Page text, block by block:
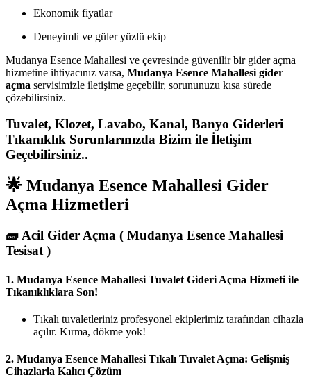
Ekonomik fiyatlar
Deneyimli ve güler yüzlü ekip
Mudanya Esence Mahallesi ve çevresinde güvenilir bir gider açma
hizmetine ihtiyacınız varsa, Mudanya Esence Mahallesi gider
açma servisimizle iletişime geçebilir, sorununuzu kısa sürede
çözebilirsiniz.
Tuvalet, Klozet, Lavabo, Kanal, Banyo Giderleri
Tıkanıklık Sorunlarınızda Bizim ile İletişim
Geçebilirsiniz..
🌟 Mudanya Esence Mahallesi Gider
Açma Hizmetleri
🧱Acil Gider Açma ( Mudanya Esence Mahallesi
Tesisat )
1. Mudanya Esence Mahallesi Tuvalet Gideri Açma Hizmeti ile
Tıkanıklıklara Son!
Tıkalı tuvaletleriniz profesyonel ekiplerimiz tarafından cihazla
açılır. Kırma, dökme yok!
2. Mudanya Esence Mahallesi Tıkalı Tuvalet Açma: Gelişmiş
Cihazlarla Kalıcı Çözüm